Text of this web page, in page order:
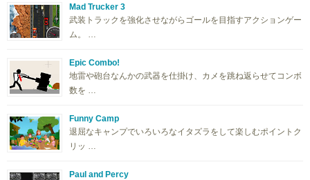
Mad Trucker 3
武装トラックを強化させながらゴールを目指すアクションゲー
ム。 …
Epic Combo!
地雷や砲台なんかの武器を仕掛け、カメを跳ね返らせてコンボ
数を …
Funny Camp
退屈なキャンプでいろいろなイタズラをして楽しむポイントク
リッ …
Paul and Percy